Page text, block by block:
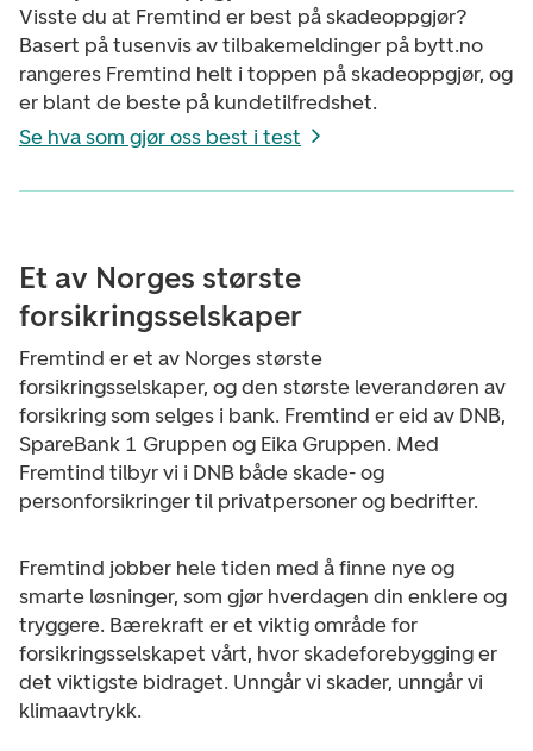
Visste du at Fremtind er best på skadeoppgjør?
Basert på tusenvis av tilbakemeldinger på bytt.no
rangeres Fremtind helt i toppen på skadeoppgjør, og
er blant de beste på kundetilfredshet.
Se hva som gjør oss best i test
Et av Norges største
forsikringsselskaper
Fremtind er et av Norges største
forsikringsselskaper, og den største leverandøren av
forsikring som selges i bank. Fremtind er eid av DNB,
SpareBank 1 Gruppen og Eika Gruppen. Med
Fremtind tilbyr vi i DNB både skade- og
personforsikringer til privatpersoner og bedrifter.
Fremtind jobber hele tiden med å finne nye og
smarte løsninger, som gjør hverdagen din enklere og
tryggere. Bærekraft er et viktig område for
forsikringsselskapet vårt, hvor skadeforebygging er
det viktigste bidraget. Unngår vi skader, unngår vi
klimaavtrykk.